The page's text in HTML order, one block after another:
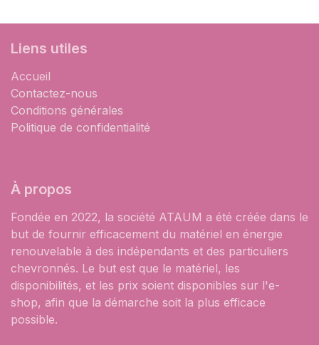
Liens utiles
Accueil
Contactez-nous
Conditions générales
Politique de confidentialité
À propos
Fondée en 2022, la société ATAUM a été créée dans le
but de fournir efficacement du matériel en énergie
renouvelable à des indépendants et des particuliers
chevronnés. Le but est que le matériel, les
disponibilités, et les prix soient disponibles sur l'e-
shop, afin que la démarche soit la plus efficace
possible.